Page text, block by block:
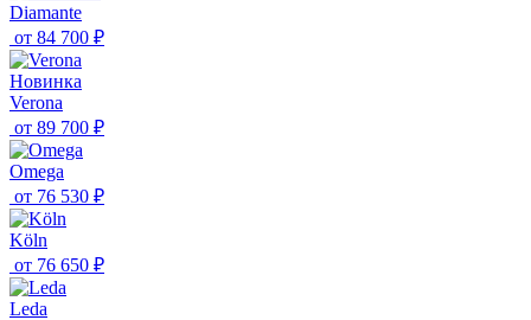
Diamante
от 84 700 ₽
Новинка
Verona
от 89 700 ₽
Omega
от 76 530 ₽
Köln
от 76 650 ₽
Leda